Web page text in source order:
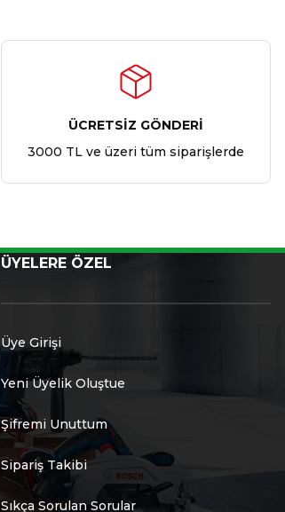
ÜCRETSİZ GÖNDERİ
3000 TL ve üzeri tüm siparişlerde
ÜYELERE ÖZEL
Üye Girişi
Yeni Üyelik Oluştue
Şifremi Unuttum
Sipariş Takibi
Sıkça Sorulan Sorular